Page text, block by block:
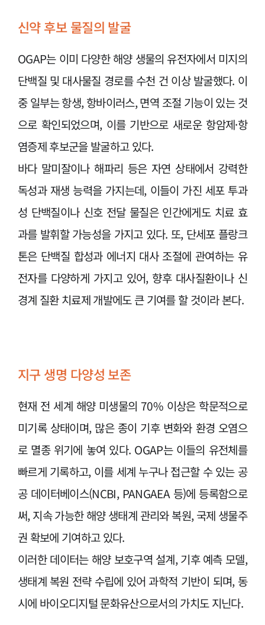
신약 후보 물질의 발굴
OGAP는 이미 다양한 해양 생물의 유전자에서 미지의
단백질 및 대사물질 경로를 수천 건 이상 발굴했다. 이
중 일부는 항생, 항바이러스, 면역 조절 기능이 있는 것
으로 확인되었으며, 이를 기반으로 새로운 항암제·항
염증제 후보군을 발굴하고 있다.
바다 말미잘이나 해파리 등은 자연 상태에서 강력한
독성과 재생 능력을 가지는데, 이들이 가진 세포 투과
성 단백질이나 신호 전달 물질은 인간에게도 치료 효
과를 발휘할 가능성을 가지고 있다. 또, 단세포 플랑크
톤은 단백질 합성과 에너지 대사 조절에 관여하는 유
전자를 다양하게 가지고 있어, 향후 대사질환이나 신
경계 질환 치료제 개발에도 큰 기여를 할 것이라 본다.
지구 생명 다양성 보존
현재 전 세계 해양 미생물의 70% 이상은 학문적으로
미기록 상태이며, 많은 종이 기후 변화와 환경 오염으
로 멸종 위기에 놓여 있다. OGAP는 이들의 유전체를
빠르게 기록하고, 이를 세계 누구나 접근할 수 있는 공
공 데이터베이스(NCBI, PANGAEA 등)에 등록함으로
써, 지속 가능한 해양 생태계 관리와 복원, 국제 생물주
권 확보에 기여하고 있다.
이러한 데이터는 해양 보호구역 설계, 기후 예측 모델,
생태계 복원 전략 수립에 있어 과학적 기반이 되며, 동
시에 바이오디지털 문화유산으로서의 가치도 지닌다.